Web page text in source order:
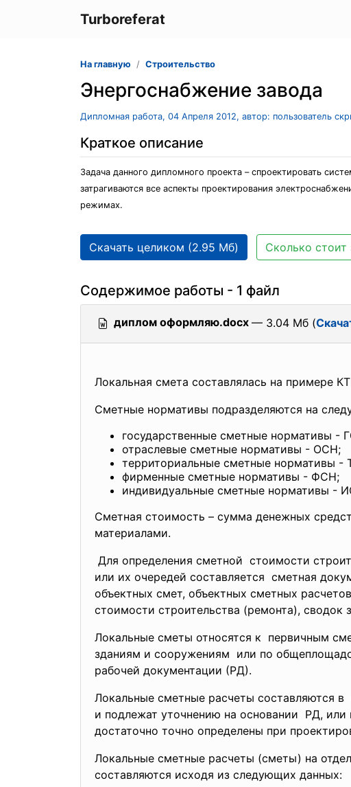
Turboreferat
На главную Строительство
Энергоснабжение завода
Дипломная работа, 04 Апреля 2012, автор: пользователь
Краткое описание
Задача данного дипломного проекта – спроектировать
затрагиваются все аспекты проектирования
режимах.
Скачать целиком (2.95 Мб) Сколько стоит
Содержимое работы - 1 файл
диплом оформляю.docx — 3.04 Мб (
Локальная смета составлялась на примере
Сметные нормативы подразделяются на
государственные сметные нормативы -
отраслевые сметные нормативы - ОСН;
территориальные сметные нормативы -
фирменные сметные нормативы - ФСН;
индивидуальные сметные нормативы -
Сметная стоимость – сумма денежных
материалами.
Для определения сметной стоимости
или их очередей составляется сметная
объектных смет, объектных сметных
стоимости строительства (ремонта), сводок
Локальные сметы относятся к первичным
зданиям и сооружениям или по
рабочей документации (РД).
Локальные сметные расчеты составляются
и подлежат уточнению на основании РД, или
достаточно точно определены при
Локальные сметные расчеты (сметы) на
составляются исходя из следующих данных: